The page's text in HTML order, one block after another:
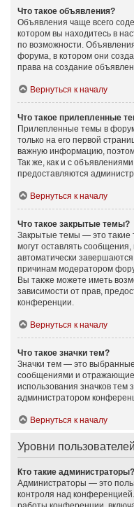
Что такое объявления?
Объявления чаще всего
котором вы находитесь в
по возможности.
форума, в котором они
права на создание
Вернуться к началу
Что такое прилепленные
Прилепленные темы в
только на его первой
важную информацию,
Так же, как и с
предоставляются
Вернуться к началу
Что такое закрытые темы?
Закрытые темы — это такие
могут оставлять
автоматически
причинам модератором
Вы также можете иметь
зависимости от прав,
конференции.
Вернуться к началу
Что такое значки тем?
Значки тем — это
сообщениями и
использования значков тем
администратором
Вернуться к началу
Уровни
Кто такие администраторы?
Администраторы — это
контроля над